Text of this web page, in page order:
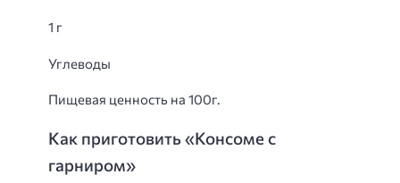
1 г
Углеводы
Пищевая ценность на 100г.
Как приготовить «Консоме с
гарниром»